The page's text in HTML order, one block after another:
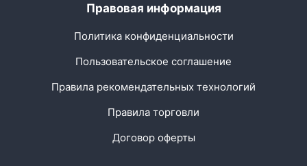
Правовая информация
Политика конфиденциальности
Пользовательское соглашение
Правила рекомендательных технологий
Правила торговли
Договор оферты